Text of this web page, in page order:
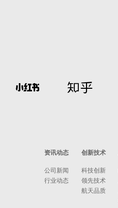
资讯动态
公司新闻
行业动态
创新技术
科技创新
领先技术
航天品质